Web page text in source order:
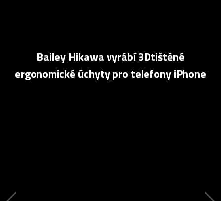
Bailey Hikawa vyrábí 3Dtištěné
ergonomické úchyty pro telefony iPhone